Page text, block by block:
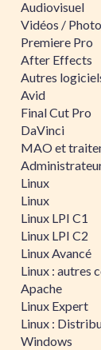
Audiovisuel
Vidéos /
Premiere Pro
After Effects
Autres
Avid
Final Cut Pro
DaVinci
MAO et
Linux
Linux
Linux LPI C1
Linux LPI C2
Linux Avancé
Linux : autres
Apache
Linux Expert
Linux :
Windows